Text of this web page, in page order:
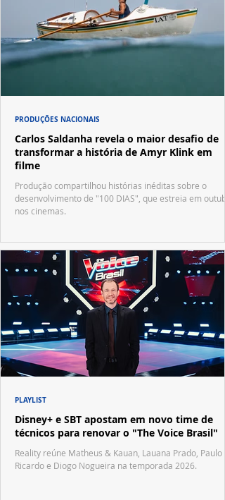
Carlos Saldanha revela o maior desafio de
transformar a história de Amyr Klink em
filme
Produção compartilhou histórias inéditas sobre o
desenvolvimento de "100 DIAS", que estreia em
nos cinemas.
PRODUÇÕES NACIONAIS
Disney+ e SBT apostam em novo time de
técnicos para renovar o "The Voice Brasil"
Reality reúne Matheus & Kauan, Lauana Prado, Paulo
Ricardo e Diogo Nogueira na temporada 2026.
PLAYLIST